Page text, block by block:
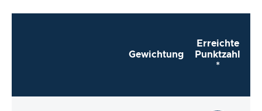
Gewichtung
Erreichte
Punktzahl
*